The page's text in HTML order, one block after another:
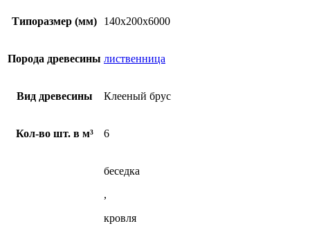
AB
Типоразмер (мм) 140x200x6000
Порода древесины лиственница
Вид древесины Клееный брус
Кол-во шт. в м³ 6
беседка
,
кровля